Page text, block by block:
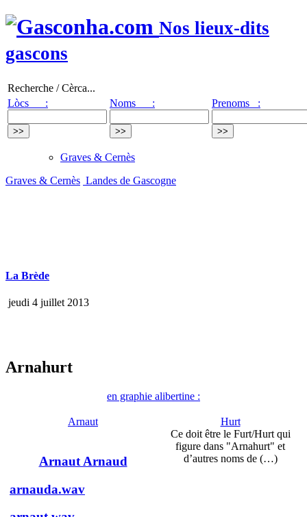
Nos lieux-dits
gascons
Recherche / Cèrca...
Lòcs :
Noms : Prenoms :
Graves & Cernès
Graves & Cernès Landes de Gascogne
La Brède
jeudi 4 juillet 2013
Arnahurt
en graphie alibertine :
Arnaut
Arnaut Arnaud
arnauda.wav
Hurt
Ce doit être le Furt/Hurt qui
figure dans "Arnahurt" et
d’autres noms de (…)